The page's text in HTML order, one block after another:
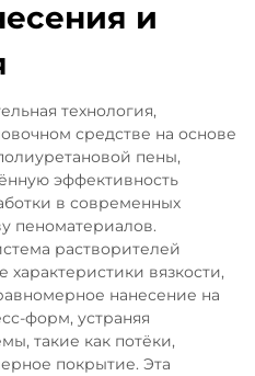
и
технология,
средстве на основе
пены,
эффективность
в современных
пеноматериалов.
растворителей
вязкости,
нанесение на
форм, устраняя
такие как потёки,
покрытие. Эта